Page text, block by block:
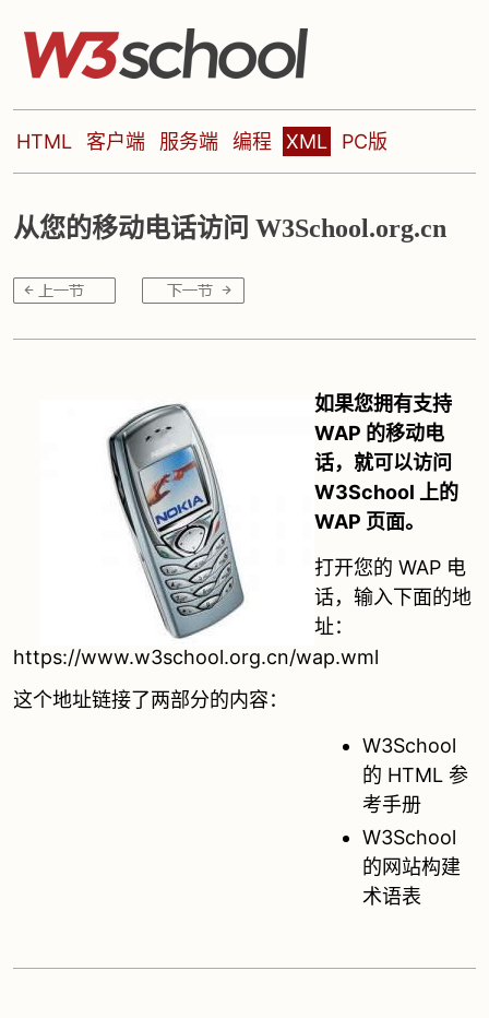
HTML 客户端 服务端 编程 XML PC版
从您的移动电话访问 W3School.org.cn
如果您拥有支持
WAP 的移动电
话，就可以访问
W3School 上的
WAP 页面。
打开您的 WAP 电
话，输入下面的地
址：
https://www.w3school.org.cn/wap.wml
这个地址链接了两部分的内容：
W3School
的 HTML 参
考手册
W3School
的网站构建
术语表